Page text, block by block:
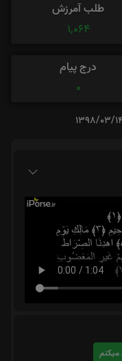
طلب آمرزش
1,064
درج پیام
0